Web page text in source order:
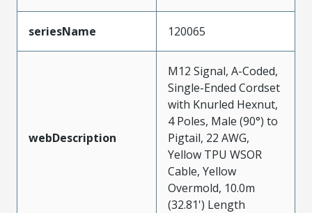
seriesName 120065
webDescription
M12 Signal, A-Coded,
Single-Ended Cordset
with Knurled Hexnut,
4 Poles, Male (90°) to
Pigtail, 22 AWG,
Yellow TPU WSOR
Cable, Yellow
Overmold, 10.0m
(32.81') Length